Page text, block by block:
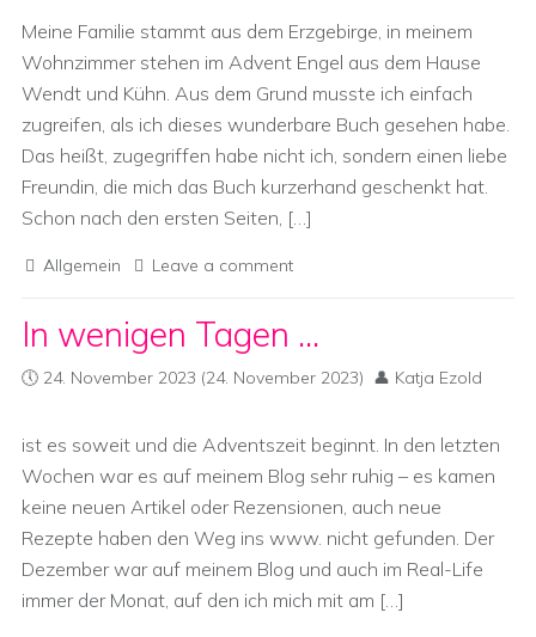
Meine Familie stammt aus dem Erzgebirge, in meinem
Wohnzimmer stehen im Advent Engel aus dem Hause
Wendt und Kühn. Aus dem Grund musste ich einfach
zugreifen, als ich dieses wunderbare Buch gesehen habe.
Das heißt, zugegriffen habe nicht ich, sondern einen liebe
Freundin, die mich das Buch kurzerhand geschenkt hat.
Schon nach den ersten Seiten, […]
Allgemein Leave a comment
In wenigen Tagen …
24. November 2023 (24. November 2023) Katja Ezold
ist es soweit und die Adventszeit beginnt. In den letzten
Wochen war es auf meinem Blog sehr ruhig – es kamen
keine neuen Artikel oder Rezensionen, auch neue
Rezepte haben den Weg ins www. nicht gefunden. Der
Dezember war auf meinem Blog und auch im Real-Life
immer der Monat, auf den ich mich mit am […]